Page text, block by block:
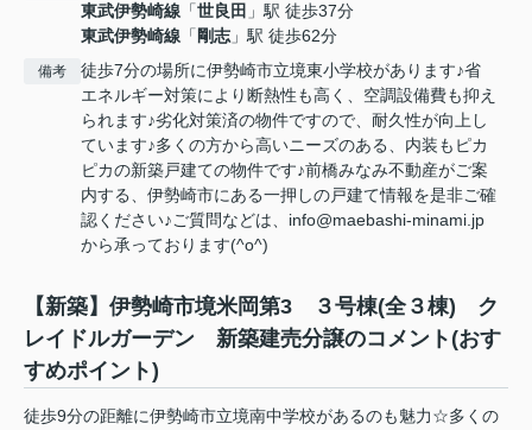
東武伊勢崎線 「世良田 」駅 徒歩37分
東武伊勢崎線 「 剛志」駅 徒歩62分
備考
徒歩7分の場所に伊勢崎市立境東小学校があります♪省
エネルギー対策により断熱性も高く、空調設備費も抑え
られます♪劣化対策済の物件ですので、耐久性が向上し
ています♪多くの方から高いニーズのある、内装もピカ
ピカの新築戸建ての物件です♪前橋みなみ不動産がご案
内する、伊勢崎市にある一押しの戸建て情報を是非ご確
認ください♪ご質問などは、info@maebashi-minami.jp
から承っております(^o^)
【新築】伊勢崎市境米岡第3 ３号棟(全３棟) ク
レイドルガーデン 新築建売分譲のコメント(おす
すめポイント)
徒歩9分の距離に伊勢崎市立境南中学校があるのも魅力☆多くの